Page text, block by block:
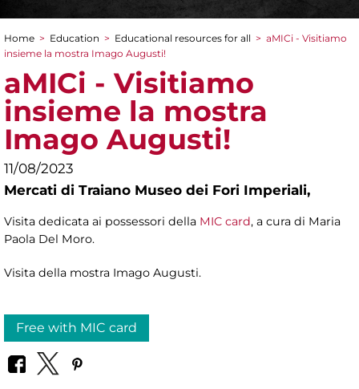
You are here
Home > Education > Educational resources for all > aMICi - Visitiamo
insieme la mostra Imago Augusti!
aMICi - Visitiamo
insieme la mostra
Imago Augusti!
11/08/2023
Mercati di Traiano Museo dei Fori Imperiali,
Visita dedicata ai possessori della MIC card, a cura di Maria
Paola Del Moro.
Visita della mostra Imago Augusti.
Free with MIC card